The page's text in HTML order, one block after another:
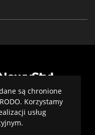
są chronione
Korzystamy
usług